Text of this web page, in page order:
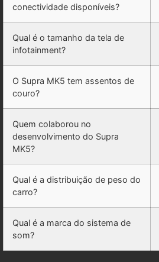
conectividade disponíveis?
Qual é o tamanho da tela de
infotainment?
O Supra MK5 tem assentos de
couro?
Quem colaborou no
desenvolvimento do Supra
MK5?
Qual é a distribuição de peso do
carro?
Qual é a marca do sistema de
som?